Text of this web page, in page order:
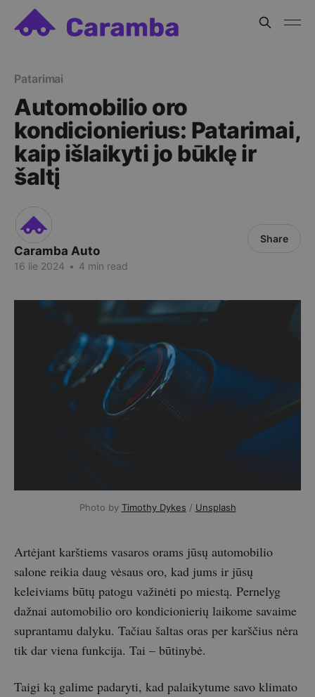
Patarimai
Automobilio oro
kondicionierius: Patarimai,
kaip išlaikyti jo būklę ir
šaltį
Caramba Auto
16 lie 2024 • 4 min read
Share
Photo by Timothy Dykes / Unsplash
Artėjant karštiems vasaros orams jūsų automobilio
salone reikia daug vėsaus oro, kad jums ir jūsų
keleiviams būtų patogu važinėti po miestą. Pernelyg
dažnai automobilio oro kondicionierių laikome savaime
suprantamu dalyku. Tačiau šaltas oras per karščius nėra
tik dar viena funkcija. Tai – būtinybė.
Taigi ką galime padaryti, kad palaikytume savo klimato